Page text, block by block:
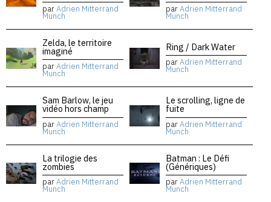
parAdrien Mitterrand
Munch
parAdrien Mitterrand
Munch
Zelda, le territoire
imaginé
parAdrien Mitterrand
Munch
Ring / Dark Water
parAdrien Mitterrand
Munch
Sam Barlow, le jeu
vidéo hors champ
parAdrien Mitterrand
Munch
Le scrolling, ligne de
fuite
parAdrien Mitterrand
Munch
La trilogie des
zombies
parAdrien Mitterrand
Munch
Batman : Le Défi
(Génériques)
parAdrien Mitterrand
Munch